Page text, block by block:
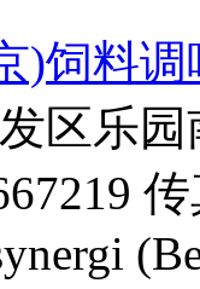
)饲料
区乐